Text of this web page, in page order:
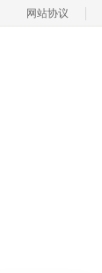
网站协议